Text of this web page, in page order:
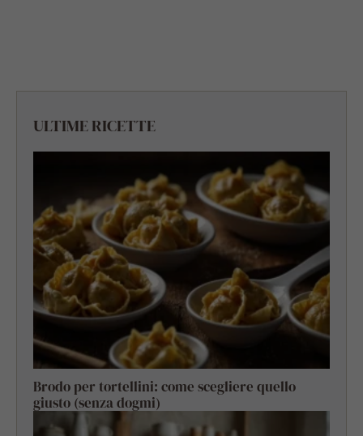
ULTIME RICETTE
Brodo per tortellini: come scegliere quello
giusto (senza dogmi)